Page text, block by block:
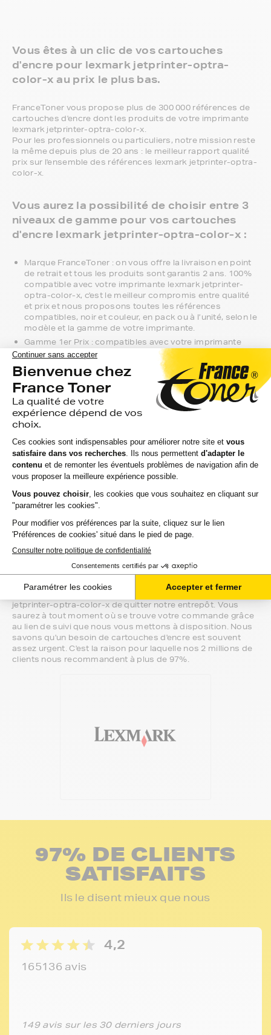
Vous êtes à un clic de vos cartouches
d'encre pour lexmark jetprinter-optra-
color-x au prix le plus bas.
FranceToner vous propose plus de 300 000 références de
cartouches d'encre dont les produits de votre imprimante
lexmark jetprinter-optra-color-x.
Pour les professionnels ou particuliers, notre mission reste
la même depuis plus de 20 ans : le meilleur rapport qualité
prix sur l'ensemble des références lexmark jetprinter-optra-
color-x.
Vous aurez la possibilité de choisir entre 3
niveaux de gamme pour vos cartouches
d'encre lexmark jetprinter-optra-color-x :
Marque FranceToner : on vous offre la livraison en point
de retrait et tous les produits sont garantis 2 ans. 100%
compatible avec votre imprimante lexmark jetprinter-
optra-color-x, c'est le meilleur compromis entre qualité
et prix et nous proposons toutes les références
compatibles, noir et couleur, en pack ou à l’unité, selon le
modèle et la gamme de votre imprimante.
Gamme 1er Prix : compatibles avec votre imprimante
lexmark jetprinter-optra-color-x, ces produits sans
marque sont ceux de notre gamme discount.
Marque constructeur : si vous avez l'habitude d'aller
chercher vos cartouches d'encre lexmark jetprinter-
optra-color-x en magasin, gagnez du temps en vous
faisant livrer directement chez vous.
Si vous avez la moindre question sur la
compatibilité de votre produit avec votre
imprimante lexmark jetprinter-optra-color-
x, nous sommes à votre écoute.
Notre équipe de conseillers saura vous accompagner sur le
meilleur choix ou sur l'installation de vos cartouches
d'encre. Ils sont disponibles soit par message au sein de
votre espace client ou directement par téléphone.
Une fois votre choix effectué, votre paiement est effectué
de manière complètement sécurisée. Plusieurs moyens de
paiements sont proposés selon vos besoins.
Il ne reste plus à vos cartouches d'encre pour lexmark
jetprinter-optra-color-x de quitter notre entrepôt. Vous
saurez à tout moment où se trouve votre commande grâce
au lien de suivi que nous vous mettons à disposition. Nous
savons qu'un besoin de cartouches d'encre est souvent
assez urgent. C'est la raison pour laquelle nos 2 millions de
clients nous recommandent à plus de 97%.
97% DE CLIENTS
SATISFAITS
Ils le disent mieux que nous
4,2
165136 avis
149 avis sur les 30 derniers jours